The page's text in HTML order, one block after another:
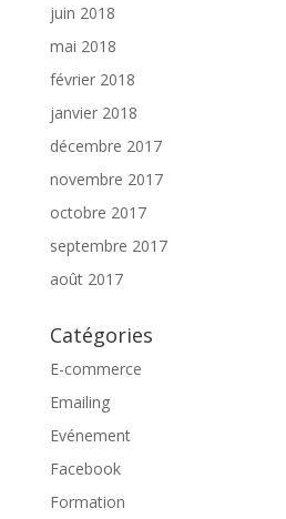
juin 2018
mai 2018
février 2018
janvier 2018
décembre 2017
novembre 2017
octobre 2017
septembre 2017
août 2017
Catégories
E-commerce
Emailing
Evénement
Facebook
Formation